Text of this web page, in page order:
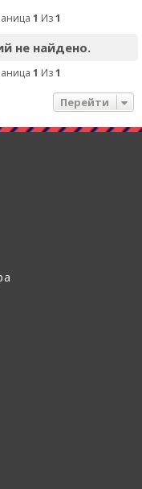
1 Из1
не найдено.
1 Из1
Перейти